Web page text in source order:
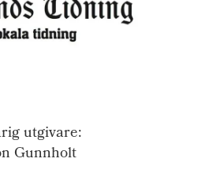
utgivare:
Gunnholt